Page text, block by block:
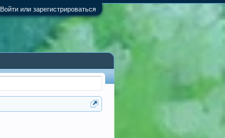
Войти или зарегистрироваться